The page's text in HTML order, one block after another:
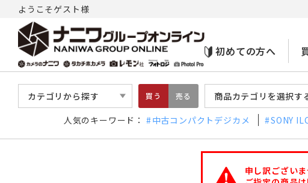
ようこそゲスト様
初めての方へ
カテゴリから探す 買う 売る 商品カテゴリを選択す
人気のキーワード： 中古コンパクトデジカメ SONY
申し訳ございま